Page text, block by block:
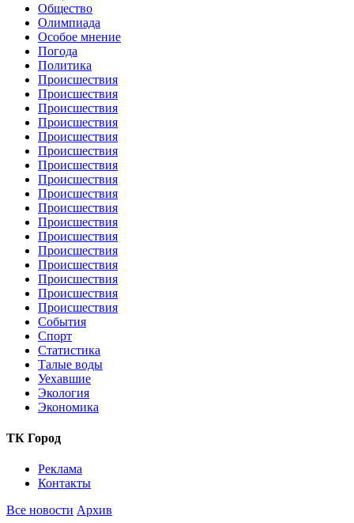
Общество
Олимпиада
Особое мнение
Погода
Политика
Происшествия
Происшествия
Происшествия
Происшествия
Происшествия
Происшествия
Происшествия
Происшествия
Происшествия
Происшествия
Происшествия
Происшествия
Происшествия
Происшествия
Происшествия
Происшествия
Происшествия
События
Спорт
Статистика
Талые воды
Уехавшие
Экология
Экономика
ТК Город
Реклама
Контакты
Все новости Архив